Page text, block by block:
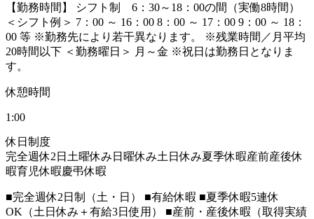
【勤務時間】 シフト制 6：30～18：00の間（実働8時間）
＜シフト例＞ 7：00 ～ 16：00 8：00 ～ 17：00 9：00 ～ 18：
00 等 ※勤務先により若干異なります。 ※残業時間／月平均
20時間以下 ＜勤務曜日＞ 月～金 ※祝日は勤務日となりま
す。
休憩時間
1:00
休日制度
完全週休2日 土曜休み 日曜休み土日休み夏季休暇産前産後休
暇育児休暇慶弔休暇
■完全週休2日制（土・日） ■有給休暇 ■夏季休暇5連休
OK（土日休み＋有給3日使用） ■産前・産後休暇（取得実績